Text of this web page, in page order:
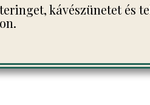
kávészünetet és